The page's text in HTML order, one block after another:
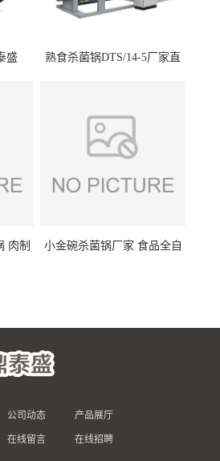
盛
熟食杀菌锅DTS/14-5厂家直
肉制
小金碗杀菌锅厂家 食品全自
公司动态 产品展厅
在线留言 在线招聘